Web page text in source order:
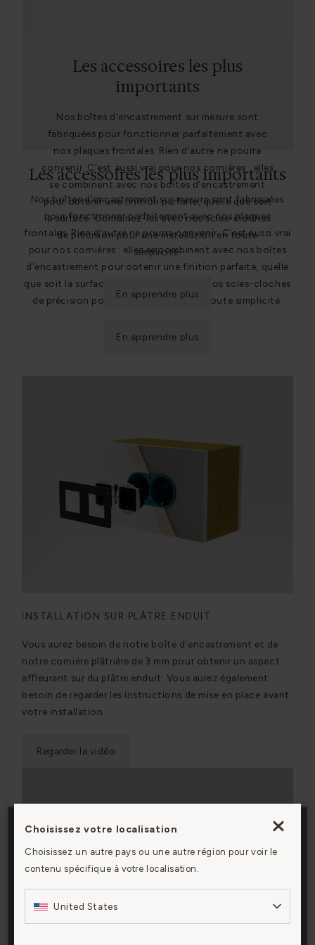
Choisissez votre localisation
Choisissez un autre pays ou une autre région pour voir le
contenu spécifique à votre localisation.
United States
Les accessoires les plus
importants
Nos boîtes d'encastrement sur mesure sont
fabriquées pour fonctionner parfaitement avec
nos plaques frontales. Rien d'autre ne pourra
convenir. C'est aussi vrai pour nos cornières : elles
se combinent avec nos boîtes d'encastrement
pour obtenir une finition parfaite, quelle que soit
la surface. Combinez-les avec nos scies-cloches
de précision pour une installation en toute
simplicité.
En apprendre plus
Les accessoires les plus importants
Nos boîtes d'encastrement sur mesure sont fabriquées
pour fonctionner parfaitement avec nos plaques
frontales. Rien d'autre ne pourra convenir. C'est aussi vrai
pour nos cornières : elles se combinent avec nos boîtes
d'encastrement pour obtenir une finition parfaite, quelle
que soit la surface. Combinez-les avec nos scies-cloches
de précision pour une installation en toute simplicité.
En apprendre plus
INSTALLATION SUR PLÂTRE ENDUIT
Vous aurez besoin de notre boîte d'encastrement et de
notre cornière plâtrière de 3 mm pour obtenir un aspect
affleurant sur du plâtre enduit. Vous aurez également
besoin de regarder les instructions de mise en place avant
votre installation.
Regarder la vidéo
acceptez le stockage de cookies sur votre appareil
pour améliorer la navigation sur le site, analyser son
utilisation et contribuer à nos efforts de marketing.